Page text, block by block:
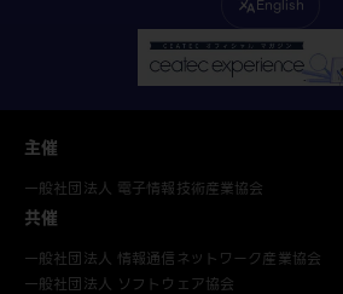
translateEnglish
主催
一般社団法人 電子情報技術産業協会
共催
一般社団法人 情報通信ネットワーク産業協会
一般社団法人 ソフトウェア協会